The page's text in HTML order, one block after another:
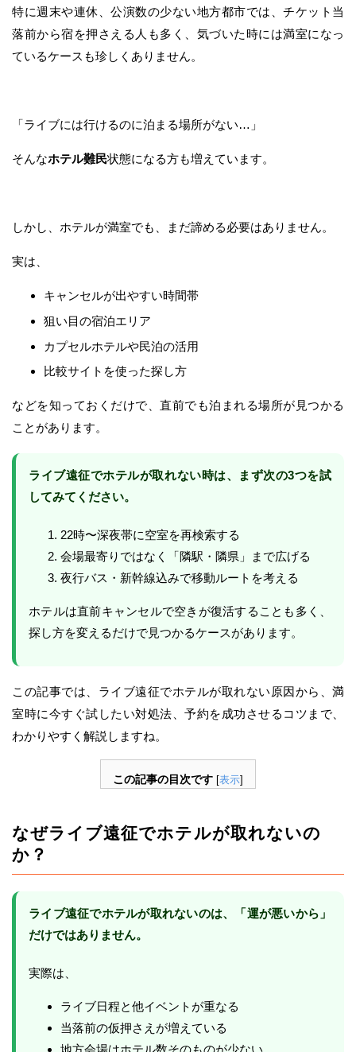
特に週末や連休、公演数の少ない地方都市では、チケット当
落前から宿を押さえる人も多く、気づいた時には満室になっ
ているケースも珍しくありません。
「ライブには行けるのに泊まる場所がない…」
そんなホテル難民状態になる方も増えています。
しかし、ホテルが満室でも、まだ諦める必要はありません。
実は、
キャンセルが出やすい時間帯
狙い目の宿泊エリア
カプセルホテルや民泊の活用
比較サイトを使った探し方
などを知っておくだけで、直前でも泊まれる場所が見つかる
ことがあります。
ライブ遠征でホテルが取れない時は、まず次の3つを試
してみてください。
22時〜深夜帯に空室を再検索する
会場最寄りではなく「隣駅・隣県」まで広げる
夜行バス・新幹線込みで移動ルートを考える
ホテルは直前キャンセルで空きが復活することも多く、
探し方を変えるだけで見つかるケースがあります。
この記事では、ライブ遠征でホテルが取れない原因から、満
室時に今すぐ試したい対処法、予約を成功させるコツまで、
わかりやすく解説しますね。
この記事の目次です [表示]
なぜライブ遠征でホテルが取れないの
か？
ライブ遠征でホテルが取れないのは、「運が悪いから」
だけではありません。
実際は、
ライブ日程と他イベントが重なる
当落前の仮押さえが増えている
地方会場はホテル数そのものが少ない